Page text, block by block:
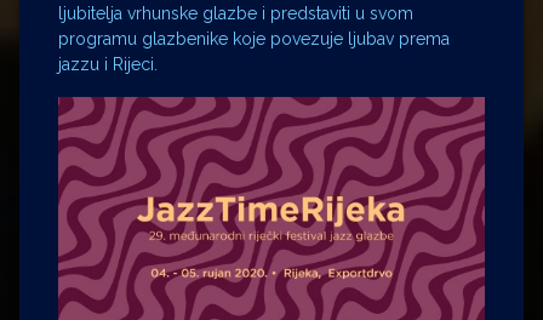
ljubitelja vrhunske glazbe i predstaviti u svom
programu glazbenike koje povezuje ljubav prema
jazzu i Rijeci.